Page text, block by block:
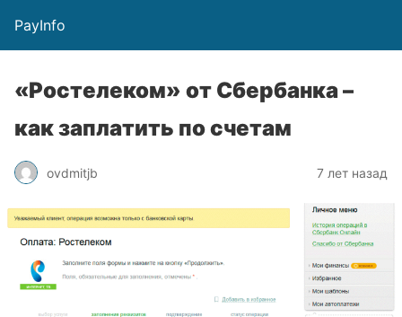
PayInfo
«Ростелеком» от Сбербанка –
как заплатить по счетам
ovdmitjb 7 лет назад